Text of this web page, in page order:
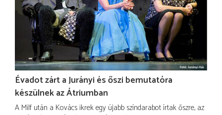
Évadot zárt a Jurányi és őszi bemutatóra
készülnek az Átriumban
A Milf után a Kovács ikrek egy újabb színdarabot írtak őszre, az